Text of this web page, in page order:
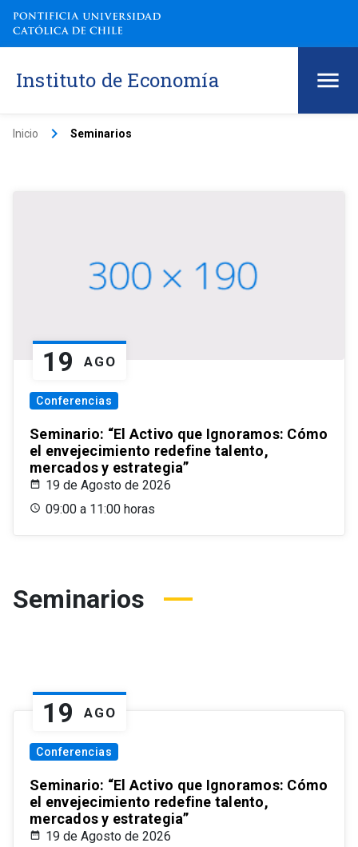
Instituto de Economía
Inicio keyboard_arrow_right Seminarios
19 AGO
Conferencias
Seminario: “El Activo que Ignoramos: Cómo
el envejecimiento redefine talento,
mercados y estrategia”
19 de Agosto de 2026
09:00 a 11:00 horas
Seminarios
19 AGO
Conferencias
Seminario: “El Activo que Ignoramos: Cómo
el envejecimiento redefine talento,
mercados y estrategia”
19 de Agosto de 2026